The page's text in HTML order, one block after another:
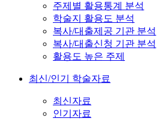
주제별 활용통계 분석
학술지 활용도 분석
복사/대출제공 기관 분석
복사/대출신청 기관 분석
활용도 높은 주제
최신/인기 학술자료
최신자료
인기자료